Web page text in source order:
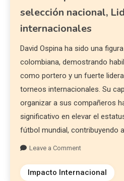
selección nacional,
internacionales
David Ospina ha sido una
colombiana, demostrando
como portero y un fuerte
torneos internacionales. Su
organizar a sus compañeros
significativo en elevar el
fútbol mundial, contribuyendo
Leave a Comment
Impacto Internacional